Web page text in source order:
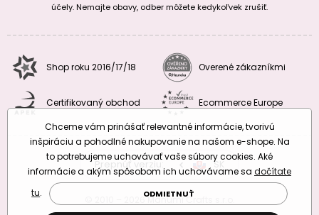
účely. Nemajte obavy, odber môžete kedykoľvek zrušiť.
Shop roku 2016/17/18 Overené zákazníkmi
Certifikovaný obchod Ecommerce Europe
Prepnúť verziu: CZSK
© 2010 – 2026 Manumi Crafts s.r.o.
Chceme vám prinášať relevantné informácie, tvorivú
inšpiráciu a pohodlné nakupovanie na našom e-shope. Na
to potrebujeme uchovávať vaše súbory cookies. Aké
informácie a akým spôsobom ich uchovávame sa dočítate
tu. ODMIETNUŤ